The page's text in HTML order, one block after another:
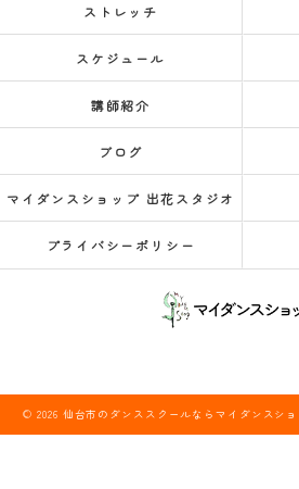
ストレッチ
スケジュール
講師紹介
ブログ
マイダンスショップ 出花スタジオ
プライバシーポリシー
© 2026 仙台市のダンススクールならマイダンスシ